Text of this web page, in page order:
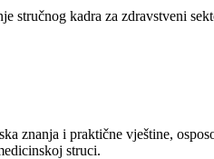
kadra za zdravstveni
znanja i praktične vještine,
struci.